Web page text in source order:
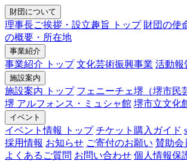
財団について
理事長ご挨拶・設立趣旨 トップ 財団の使
の概要・所在地
事業紹介
事業紹介 トップ 文化芸術振興事業 活動報
施設案内
施設案内 トップ フェニーチェ堺（堺市民
堺 アルフォンス・ミュシャ館 堺市立文化
イベント
イベント情報 トップ チケット購入ガイド
採用情報 お知らせ ご寄付のお願い 賛助会
よくあるご質問 お問い合わせ 個人情報保